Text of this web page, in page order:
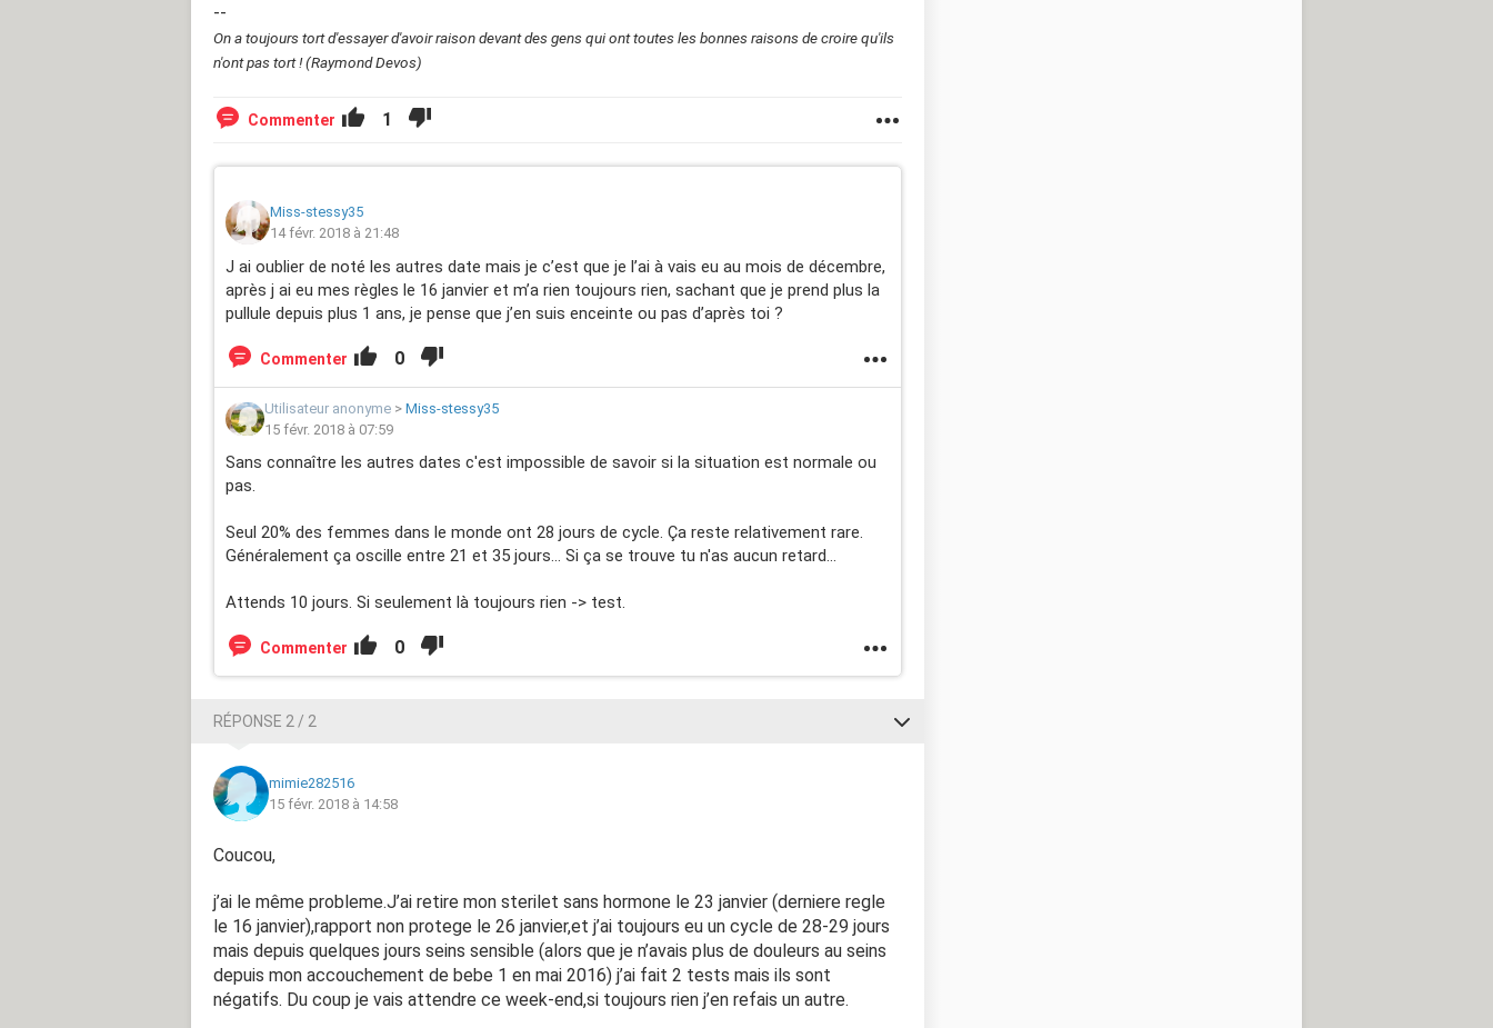
--
On a toujours tort d'essayer d'avoir raison devant des gens qui ont toutes les bonnes raisons de croire qu'ils
n'ont pas tort ! (Raymond Devos)
Commenter 1
Miss-stessy35
14 févr. 2018 à 21:48
J ai oublier de noté les autres date mais je c’est que je l’ai à vais eu au mois de décembre,
après j ai eu mes règles le 16 janvier et m’a rien toujours rien, sachant que je prend plus la
pullule depuis plus 1 ans, je pense que j’en suis enceinte ou pas d’après toi ?
Commenter 0
Utilisateur anonyme > Miss-stessy35
15 févr. 2018 à 07:59
Sans connaître les autres dates c'est impossible de savoir si la situation est normale ou
pas.
Seul 20% des femmes dans le monde ont 28 jours de cycle. Ça reste relativement rare.
Généralement ça oscille entre 21 et 35 jours... Si ça se trouve tu n'as aucun retard...
Attends 10 jours. Si seulement là toujours rien -> test.
Commenter 0
RÉPONSE 2 / 2
mimie282516
15 févr. 2018 à 14:58
Coucou,
j’ai le même probleme.J’ai retire mon sterilet sans hormone le 23 janvier (derniere regle
le 16 janvier),rapport non protege le 26 janvier,et j’ai toujours eu un cycle de 28-29 jours
mais depuis quelques jours seins sensible (alors que je n’avais plus de douleurs au seins
depuis mon accouchement de bebe 1 en mai 2016) j’ai fait 2 tests mais ils sont
négatifs. Du coup je vais attendre ce week-end,si toujours rien j’en refais un autre.